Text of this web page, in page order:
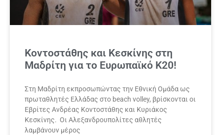
Κοντοστάθης και Κεσκίνης στη
Μαδρίτη για το Ευρωπαϊκό Κ20!
Στη Μαδρίτη εκπροσωπώντας την Εθνική Ομάδα ως
πρωταθλητές Ελλάδας στο beach volley, βρίσκονται οι
Εβρίτες Ανδρέας Κοντοστάθης και Κυριάκος
Κεσκίνης. Οι Αλεξανδρουπολίτες αθλητές
λαμβάνουν μέρος